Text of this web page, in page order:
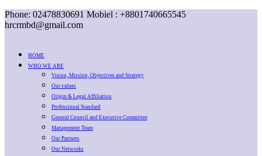
Phone: 02478830691 Mobiel : +8801740665545
hrcrmbd@gmail.com
HOME
WHO WE ARE
Vision, Mission, Objectives and Strategy
Our values
Origin & Legal Affiliation
Professional Standard
General Council and Executive Committee
Management Team
Our Partners
Our Networks